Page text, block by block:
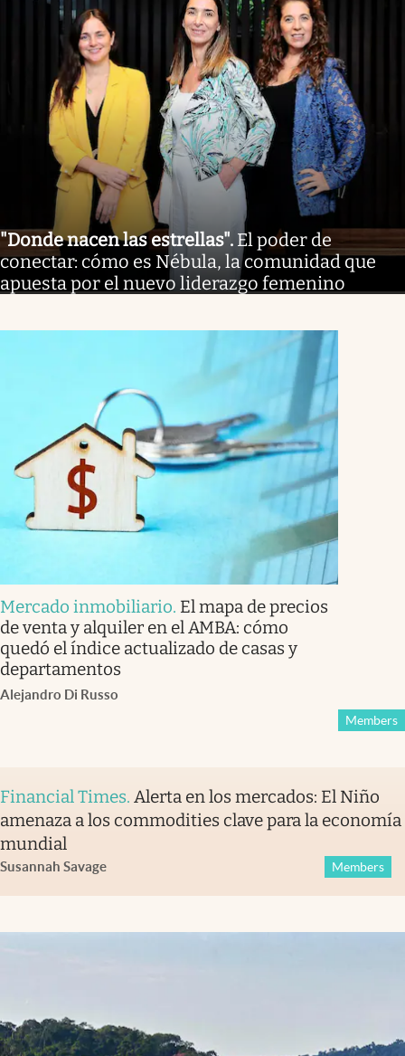
"Donde nacen las estrellas". El poder de
conectar: cómo es Nébula, la comunidad que
apuesta por el nuevo liderazgo femenino
Mercado inmobiliario. El mapa de precios
de venta y alquiler en el AMBA: cómo
quedó el índice actualizado de casas y
departamentos
Alejandro Di Russo
Members
Financial Times. Alerta en los mercados: El Niño
amenaza a los commodities clave para la economía
mundial
Susannah Savage Members